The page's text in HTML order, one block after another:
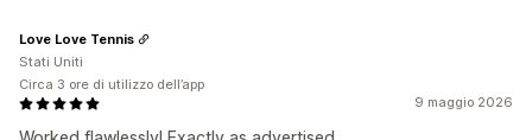
9 maggio 2026
Love Love Tennis
Stati Uniti
Circa 3 ore di utilizzo dell’app